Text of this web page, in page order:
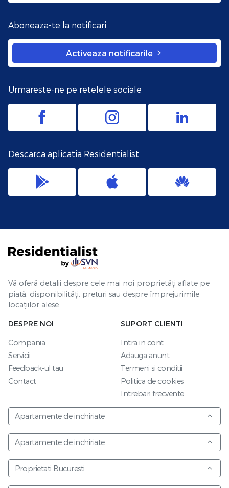
Aboneaza-te la notificari
Activeaza notificarile
Urmareste-ne pe retelele sociale
Descarca aplicatia Residentialist
Vă oferă detalii despre cele mai noi proprietăți aflate pe
piață, disponibilități, prețuri sau despre împrejurimile
locațiilor alese.
DESPRE NOI
Compania
Servicii
Feedback-ul tau
Contact
SUPORT CLIENTI
Intra in cont
Adauga anunt
Termeni si conditii
Politica de cookies
Intrebari frecvente
Apartamente de inchiriate
Apartamente de inchiriate
Proprietati Bucuresti